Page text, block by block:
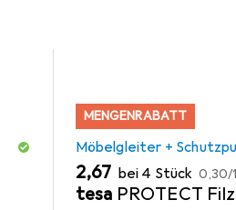
MENGENRABATT
Möbelgleiter +
EUR
2,67 bei 4 Stück EUR
0,30/
tesa PROTECT